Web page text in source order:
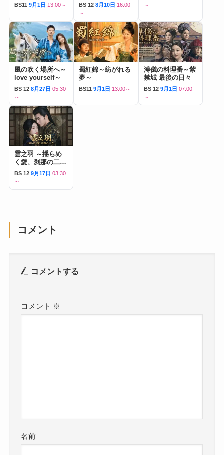
BS11 9月1日 13:00～ BS 12 8月10日 16:00
～
～
風の吹く場所へ～
love yourself～
BS 12 8月27日 05:30
～
蜀紅錦～紡がれる
夢～
BS11 9月1日 13:00～
溥儀の料理番～紫
禁城 最後の日々
BS 12 9月1日 07:00
～
雲之羽 ～揺らめ
く愛、刹那の二人
～
BS 12 9月17日 03:30
～
コメント
コメントする
コメント ※
名前